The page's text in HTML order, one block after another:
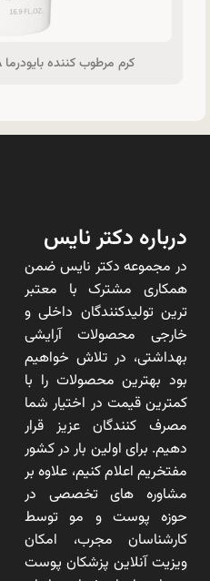
کرم مرطوب کننده بایودرما BIODERMA مدل اتودرم
درباره دکتر نایس
در مجموعه دکتر نایس ضمن
همکاری مشترک با معتبر
ترین تولیدکنندگان داخلی و
خارجی محصولات آرایشی
بهداشتی، در تلاش خواهیم
بود بهترین محصولات را با
کمترین قیمت در اختیار شما
مصرف کنندگان عزیز قرار
دهیم. برای اولین بار در کشور
مفتخریم اعلام کنیم، علاوه بر
مشاوره های تخصصی در
حوزه پوست و مو توسط
کارشناسان مجرب، امکان
ویزیت آنلاین پزشکان پوست